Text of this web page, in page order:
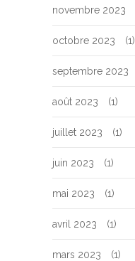
novembre 2023
octobre 2023 (1)
septembre 2023
août 2023 (1)
juillet 2023 (1)
juin 2023 (1)
mai 2023 (1)
avril 2023 (1)
mars 2023 (1)